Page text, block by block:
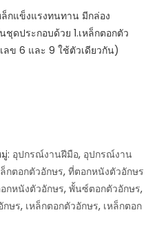
กแข็งแรงทนทาน มีกล่อง
ดประกอบด้วย 1.เหล็กตอกตัว
ข 6 และ 9 ใช้ตัวเดียวกัน)
: อุปกรณ์งานฝีมือ, อุปกรณ์งาน
กตอกตัวอักษร,ที่ตอกหนังตัวอักษร
กหนังตัวอักษร,พั้นซ์ตอกตัวอักษร,
กษร, เหล็กตอกตัวอักษร, เหล็กตอก